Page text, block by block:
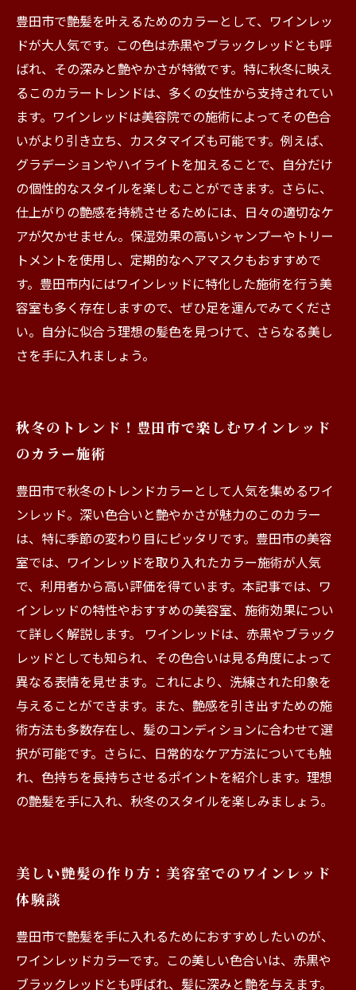
ポット
あなたもトライ！ワインレッドで自分だけのス
タイルを見つけよう
豊田市で艶髪を叶えるためのカラーとして、ワインレッ
ドが大人気です。この色は赤黒やブラックレッドとも呼
ばれ、その深みと艶やかさが特徴です。特に秋冬に映え
るこのカラートレンドは、多くの女性から支持されてい
ます。ワインレッドは美容院での施術によってその色合
いがより引き立ち、カスタマイズも可能です。例えば、
グラデーションやハイライトを加えることで、自分だけ
の個性的なスタイルを楽しむことができます。さらに、
仕上がりの艶感を持続させるためには、日々の適切なケ
アが欠かせません。保湿効果の高いシャンプーやトリー
トメントを使用し、定期的なヘアマスクもおすすめで
す。豊田市内にはワインレッドに特化した施術を行う美
容室も多く存在しますので、ぜひ足を運んでみてくださ
い。自分に似合う理想の髪色を見つけて、さらなる美し
さを手に入れましょう。
秋冬のトレンド！豊田市で楽しむワインレッド
のカラー施術
豊田市で秋冬のトレンドカラーとして人気を集めるワイ
ンレッド。深い色合いと艶やかさが魅力のこのカラー
は、特に季節の変わり目にピッタリです。豊田市の美容
室では、ワインレッドを取り入れたカラー施術が人気
で、利用者から高い評価を得ています。本記事では、ワ
インレッドの特性やおすすめの美容室、施術効果につい
て詳しく解説します。 ワインレッドは、赤黒やブラック
レッドとしても知られ、その色合いは見る角度によって
異なる表情を見せます。これにより、洗練された印象を
与えることができます。また、艶感を引き出すための施
術方法も多数存在し、髪のコンディションに合わせて選
択が可能です。さらに、日常的なケア方法についても触
れ、色持ちを長持ちさせるポイントを紹介します。理想
の艶髪を手に入れ、秋冬のスタイルを楽しみましょう。
美しい艶髪の作り方：美容室でのワインレッド
体験談
豊田市で艶髪を手に入れるためにおすすめしたいのが、
ワインレッドカラーです。この美しい色合いは、赤黒や
ブラックレッドとも呼ばれ、髪に深みと艶を与えます。